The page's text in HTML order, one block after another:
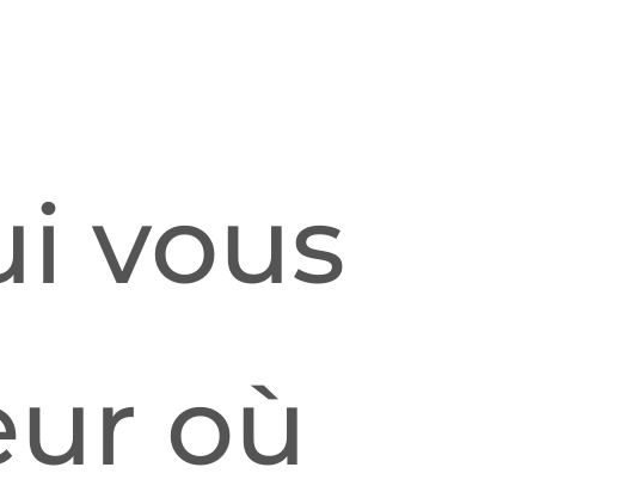
vous
où